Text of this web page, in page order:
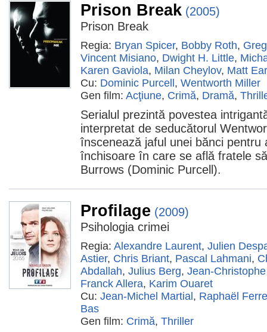
Prison Break (2005)
Prison Break
Regia: Bryan Spicer, Bobby Roth,
Vincent Misiano, Dwight H. Little,
Karen Gaviola, Milan Cheylov, Matt
Cu: Dominic Purcell , Wentworth Miller
Gen film: Acţiune, Crimă, Dramă,
Serialul prezintă povestea
interpretat de seducătorul
înscenează jaful unei bănci pentru
închisoare în care se află fratele
Burrows (Dominic Purcell).
Profilage (2009)
Psihologia crimei
Regia: Alexandre Laurent, Julien
Astier, Chris Briant, Pascal Lahmani,
Abdallah, Julius Berg, Jean-
Franck Allera, Karim Ouaret
Cu: Jean-Michel Martial , Raphaël
Bas
Gen film: Crimă, Thriller